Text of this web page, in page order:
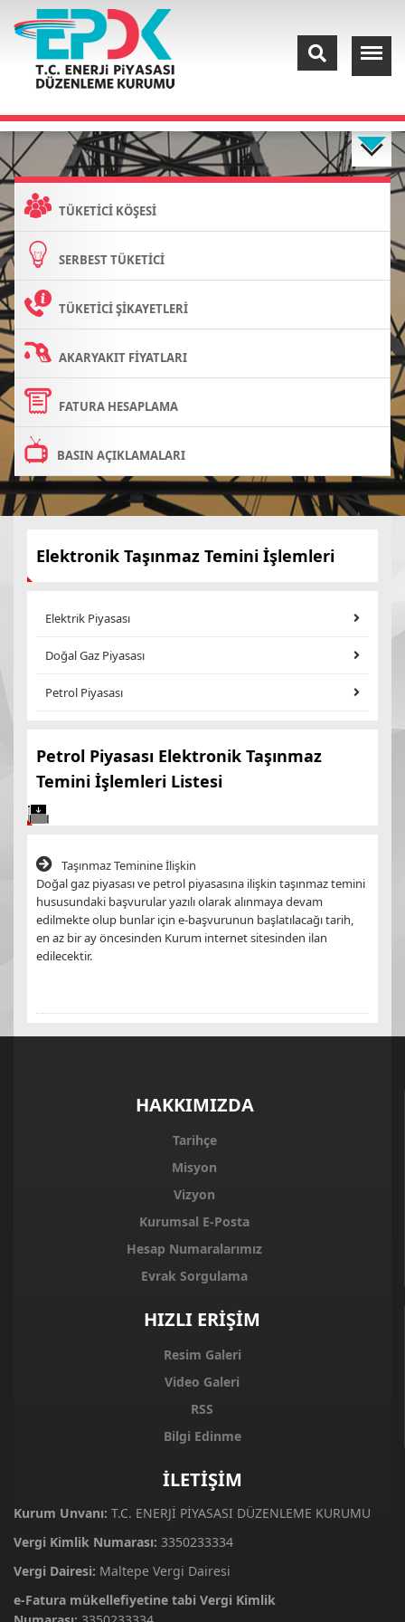
TÜKETİCİ KÖŞESİ
SERBEST TÜKETİCİ
TÜKETİCİ ŞİKAYETLERİ
AKARYAKIT FİYATLARI
FATURA HESAPLAMA
BASIN AÇIKLAMALARI
Elektronik Taşınmaz Temini İşlemleri
Elektrik Piyasası
Doğal Gaz Piyasası
Petrol Piyasası
Petrol Piyasası Elektronik Taşınmaz
Temini İşlemleri Listesi
Taşınmaz Teminine İlişkin
Doğal gaz piyasası ve petrol piyasasına ilişkin taşınmaz temini
hususundaki başvurular yazılı olarak alınmaya devam
edilmekte olup bunlar için e-başvurunun başlatılacağı tarih,
en az bir ay öncesinden Kurum internet sitesinden ilan
edilecektir.
HAKKIMIZDA
Tarihçe
Misyon
Vizyon
Kurumsal E-Posta
Hesap Numaralarımız
Evrak Sorgulama
HIZLI ERİŞİM
Resim Galeri
Video Galeri
RSS
Bilgi Edinme
İLETİŞİM
Kurum Unvanı: T.C. ENERJİ PİYASASI DÜZENLEME KURUMU
Vergi Kimlik Numarası: 3350233334
Vergi Dairesi: Maltepe Vergi Dairesi
e-Fatura mükellefiyetine tabi Vergi Kimlik